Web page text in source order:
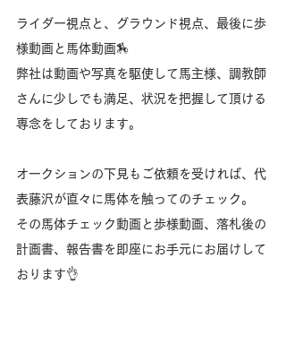
ライダー視点と、グラウンド視点、最後に歩
様動画と馬体動画🏇
弊社は動画や写真を駆使して馬主様、調教師
さんに少しでも満足、状況を把握して頂ける
専念をしております。
オークションの下見もご依頼を受ければ、代
表藤沢が直々に馬体を触ってのチェック。
その馬体チェック動画と歩様動画、落札後の
計画書、報告書を即座にお手元にお届けして
おります👌